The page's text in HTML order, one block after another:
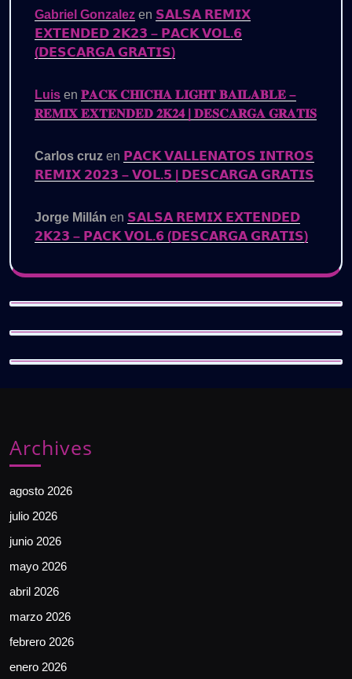
Gabriel Gonzalez en 𝗦𝗔𝗟𝗦𝗔 𝗥𝗘𝗠𝗜𝗫
𝗘𝗫𝗧𝗘𝗡𝗗𝗘𝗗 𝟮𝗞𝟮𝟯 – 𝗣𝗔𝗖𝗞 𝗩𝗢𝗟.𝟲
(𝗗𝗘𝗦𝗖𝗔𝗥𝗚𝗔 𝗚𝗥𝗔𝗧𝗜𝗦)
Luis en 𝐏𝐀𝐂𝐊 𝐂𝐇𝐈𝐂𝐇𝐀 𝐋𝐈𝐆𝐇𝐓 𝐁𝐀𝐈𝐋𝐀𝐁𝐋𝐄 –
𝐑𝐄𝐌𝐈𝐗 𝐄𝐗𝐓𝐄𝐍𝐃𝐄𝐃 𝟐𝐊𝟐𝟒 | 𝐃𝐄𝐒𝐂𝐀𝐑𝐆𝐀 𝐆𝐑𝐀𝐓𝐈𝐒
Carlos cruz en 𝗣𝗔𝗖𝗞 𝗩𝗔𝗟𝗟𝗘𝗡𝗔𝗧𝗢𝗦 𝗜𝗡𝗧𝗥𝗢𝗦
𝗥𝗘𝗠𝗜𝗫 𝟮𝟬𝟮𝟯 – 𝗩𝗢𝗟.𝟱 | 𝗗𝗘𝗦𝗖𝗔𝗥𝗚𝗔 𝗚𝗥𝗔𝗧𝗜𝗦
Jorge Millán en 𝗦𝗔𝗟𝗦𝗔 𝗥𝗘𝗠𝗜𝗫 𝗘𝗫𝗧𝗘𝗡𝗗𝗘𝗗
𝟮𝗞𝟮𝟯 – 𝗣𝗔𝗖𝗞 𝗩𝗢𝗟.𝟲 (𝗗𝗘𝗦𝗖𝗔𝗥𝗚𝗔 𝗚𝗥𝗔𝗧𝗜𝗦)
Archives
agosto 2026
julio 2026
junio 2026
mayo 2026
abril 2026
marzo 2026
febrero 2026
enero 2026